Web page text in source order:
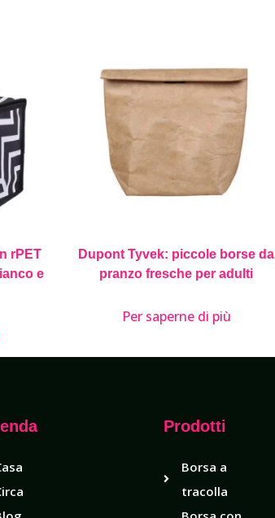
rPET
e
Dupont Tyvek: piccole borse da
pranzo fresche per adulti
Per saperne di più
Prodotti
Borsa a
tracolla